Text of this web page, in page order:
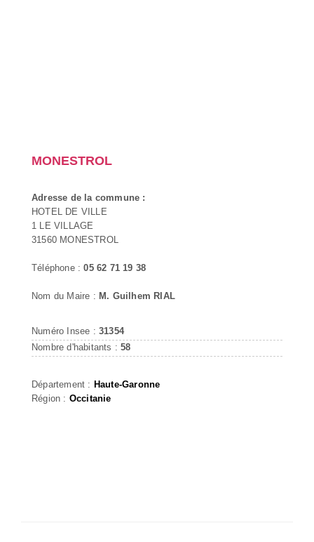
MONESTROL
Adresse de la commune :
HOTEL DE VILLE
1 LE VILLAGE
31560 MONESTROL
Téléphone :05 62 71 19 38
Nom du Maire : M. Guilhem RIAL
Numéro Insee : 31354
Nombre d'habitants :58
Département : Haute-Garonne
Région : Occitanie